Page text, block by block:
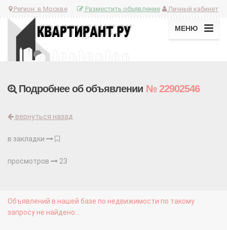
Регион: в Москве Личный кабинет
Разместить объявление
МЕНЮ
Подробнее об объявлении № 22902546
вернуться назад
в закладки
просмотров 23
Объявлений в нашей базе по недвижимости по такому
запросу не найдено...